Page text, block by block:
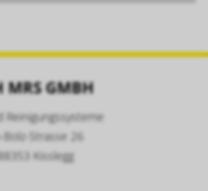
MRS GMBH
Reinigungssysteme
Bolz-Strasse 26
88353 Kisslegg